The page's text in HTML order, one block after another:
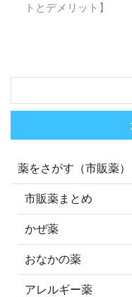
トとデメリット】
薬をさがす（市販薬）
市販薬まとめ
かぜ薬
おなかの薬
アレルギー薬